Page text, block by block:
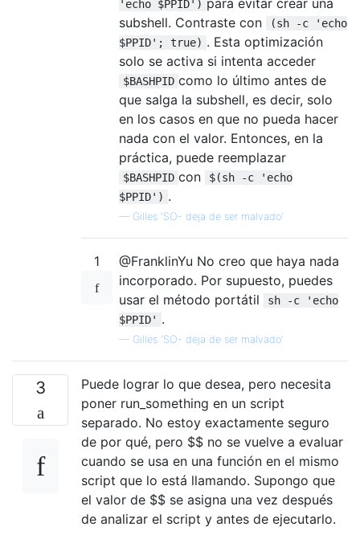
'echo $PPID') para evitar crear una
subshell. Contraste con
(sh -c 'echo
$PPID'; true) . Esta optimización
solo se activa si intenta acceder
$BASHPID como lo último antes de
que salga la subshell, es decir, solo
en los casos en que no pueda hacer
nada con el valor. Entonces, en la
práctica, puede reemplazar
$BASHPID con
$(sh -c 'echo
$PPID') .
— Gilles 'SO- deja de ser malvado'
1
@FranklinYu No creo que haya nada
incorporado. Por supuesto, puedes
usar el método portátil
sh -c 'echo
$PPID' .
— Gilles 'SO- deja de ser malvado'
3
Puede lograr lo que desea, pero necesita
poner run_something en un script
separado. No estoy exactamente seguro
de por qué, pero $$ no se vuelve a evaluar
cuando se usa en una función en el mismo
script que lo está llamando. Supongo que
el valor de $$ se asigna una vez después
de analizar el script y antes de ejecutarlo.